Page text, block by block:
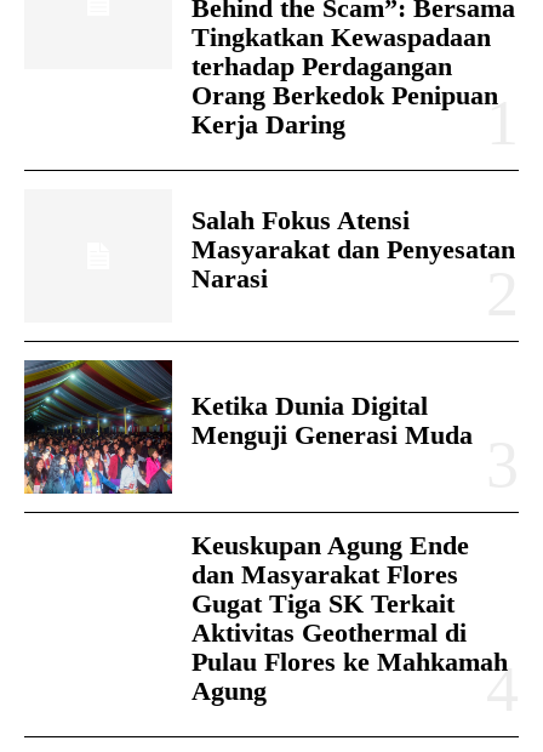
Behind the Scam”: Bersama
Tingkatkan Kewaspadaan
terhadap Perdagangan
Orang Berkedok Penipuan
Kerja Daring
Salah Fokus Atensi
Masyarakat dan Penyesatan
Narasi
Ketika Dunia Digital
Menguji Generasi Muda
Keuskupan Agung Ende
dan Masyarakat Flores
Gugat Tiga SK Terkait
Aktivitas Geothermal di
Pulau Flores ke Mahkamah
Agung